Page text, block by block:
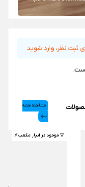
ثبت نظر، وارد شوید
مشاهده همه
▽ موجود در انبار مکعب ⚡️